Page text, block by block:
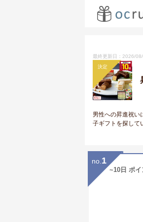
最終更新日：2026/
決定
男性への昇進祝い
子ギフトを探して
no. 1